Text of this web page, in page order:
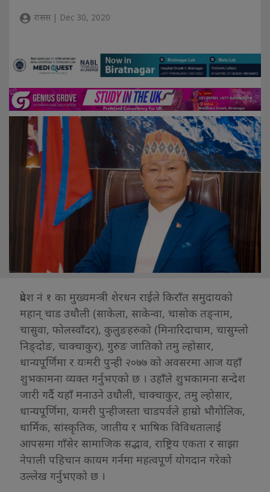
रासस | Dec 30, 2020
प्रदेश नं १ का मुख्यमन्त्री शेरधन राईले किराँत समुदायको
महान् चाड उधौली (साकेला, साकेन्वा, चासोक तङ्नाम,
चासुवा, फोलस्वाँदर), कुलुङहरुको (मिनारिदाचाम, चासुम्लो
निङ्दोङ, चाक्चाकुर), गुरुङ जातिको तमु ल्होसार,
धान्यपूर्णिमा र यःमरी पुन्ही २०७७ को अवसरमा आज यहाँ
शुभकामना व्यक्त गर्नुभएको छ । उहाँले शुभकामना सन्देश
जारी गर्दै यहाँ मनाउने उधौली, चाक्चाकुर, तमु ल्होसार,
धान्यपूर्णिमा, यःमरी पुन्हीजस्ता चाडपर्वले हाम्रो भौगोलिक,
धार्मिक, सांस्कृतिक, जातीय र भाषिक विविधतालाई
आपसमा गाँसेर सामाजिक सद्भाव, राष्ट्रिय एकता र साझा
नेपाली पहिचान कायम गर्नमा महत्वपूर्ण योगदान गरेको
उल्लेख गर्नुभएको छ ।